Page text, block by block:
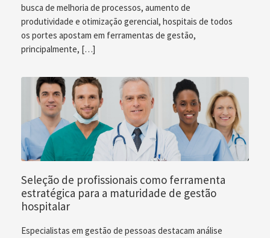
busca de melhoria de processos, aumento de
produtividade e otimização gerencial, hospitais de todos
os portes apostam em ferramentas de gestão,
principalmente, […]
Seleção de profissionais como ferramenta
estratégica para a maturidade de gestão
hospitalar
Especialistas em gestão de pessoas destacam análise